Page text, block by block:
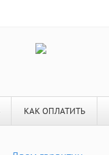
КАК ОПЛАТИТЬ